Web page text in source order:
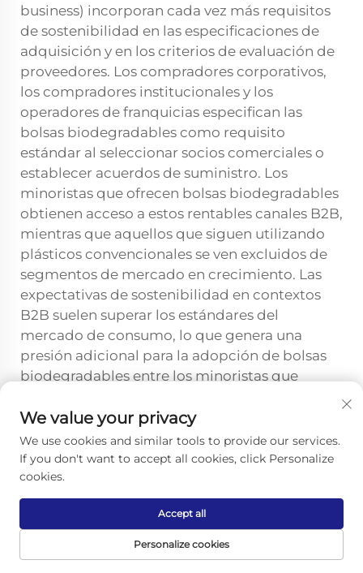
business) incorporan cada vez más requisitos
de sostenibilidad en las especificaciones de
adquisición y en los criterios de evaluación de
proveedores. Los compradores corporativos,
los compradores institucionales y los
operadores de franquicias especifican las
bolsas biodegradables como requisito
estándar al seleccionar socios comerciales o
establecer acuerdos de suministro. Los
minoristas que ofrecen bolsas biodegradables
obtienen acceso a estos rentables canales B2B,
mientras que aquellos que siguen utilizando
plásticos convencionales se ven excluidos de
segmentos de mercado en crecimiento. Las
expectativas de sostenibilidad en contextos
B2B suelen superar los estándares del
mercado de consumo, lo que genera una
presión adicional para la adopción de bolsas
biodegradables entre los minoristas que
Los requisitos de transparencia en la cadena
de suministro que acompañan a las relaciones
B2B favorecen las bolsas biodegradables con
credenciales ambientales documentadas. Los
marcos de informes corporativos sobre
sostenibilidad exigen que los minoristas
divulguen los materiales de embalaje, los
We value your privacy
We use cookies and similar tools to provide our services.
If you don't want to accept all cookies, click Personalize
cookies.
Personalize cookies
Accept all